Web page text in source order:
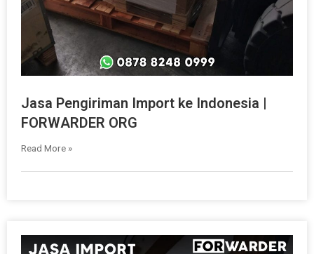
Jasa Pengiriman Import ke Indonesia |
FORWARDER ORG
Read More »